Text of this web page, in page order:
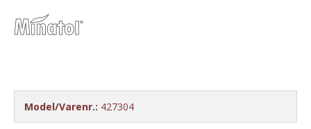
Model/Varenr.: 427304